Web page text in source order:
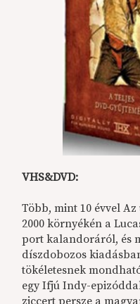
VHS&DVD:
Több, mint 10 évvel
2000 környékén a
port kalandoráról, és
díszdobozos
tökéletesnek
egy Ifjú Indy-